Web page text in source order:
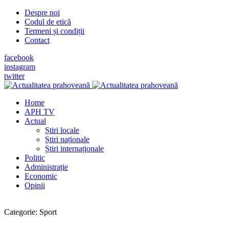
Despre noi
Codul de etică
Termeni și condiții
Contact
facebook
instagram
twitter
Home
APH TV
Actual
Știri locale
Știri naționale
Știri internaționale
Politic
Administrație
Economic
Opinii
Categorie: Sport